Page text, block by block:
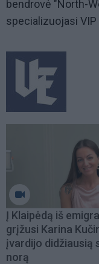
bendrovė "North-
specializuojasi
Į Klaipėdą iš
grįžusi Karina
įvardijo didžiausią
norą